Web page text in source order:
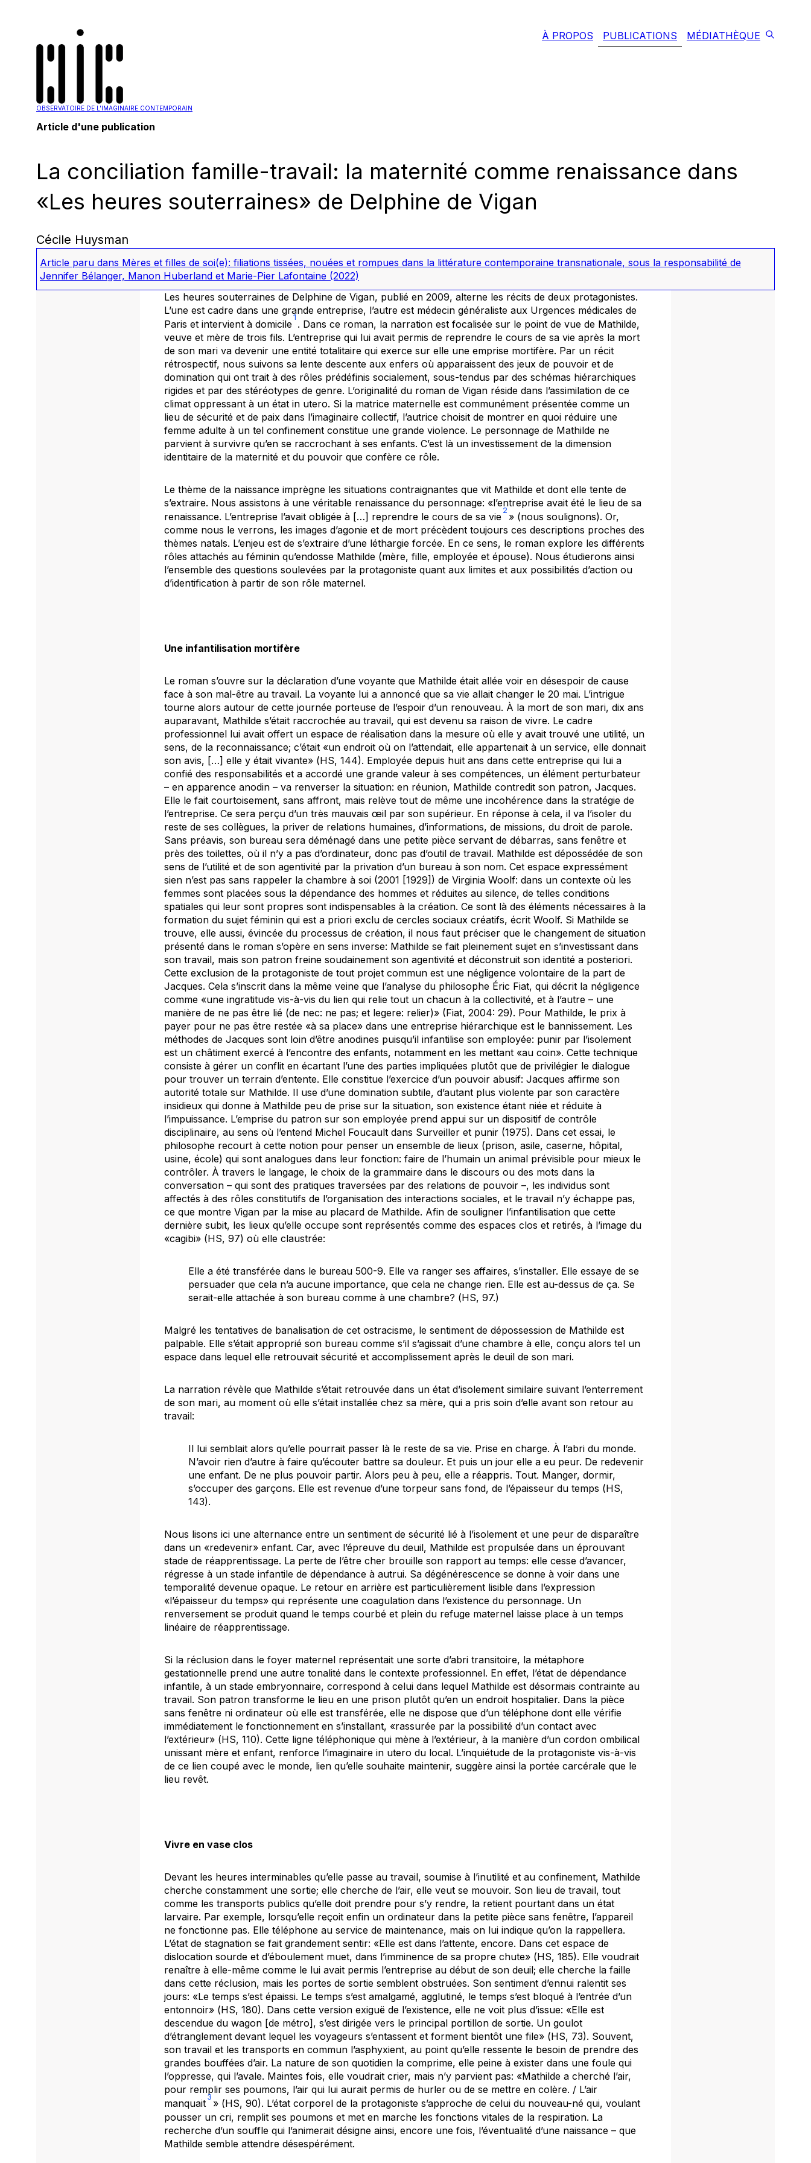
OBSERVATOIRE DE L'IMAGINAIRE CONTEMPORAIN
À PROPOS PUBLICATIONS MÉDIATHÈQUE
Article d'une publication
La conciliation famille-travail: la maternité comme renaissance dans
«Les heures souterraines» de Delphine de Vigan
Cécile Huysman
Article paru dans Mères et filles de soi(e): filiations tissées, nouées et rompues dans la littérature contemporaine transnationale, sous la responsabilité de
Jennifer Bélanger, Manon Huberland et Marie-Pier Lafontaine (2022)
Les heures souterraines de Delphine de Vigan, publié en 2009, alterne les récits de deux protagonistes.
L’une est cadre dans une grande entreprise, l’autre est médecin généraliste aux Urgences médicales de
Paris et intervient à domicile
1
. Dans ce roman, la narration est focalisée sur le point de vue de Mathilde,
veuve et mère de trois fils. L’entreprise qui lui avait permis de reprendre le cours de sa vie après la mort
de son mari va devenir une entité totalitaire qui exerce sur elle une emprise mortifère. Par un récit
rétrospectif, nous suivons sa lente descente aux enfers où apparaissent des jeux de pouvoir et de
domination qui ont trait à des rôles prédéfinis socialement, sous-tendus par des schémas hiérarchiques
rigides et par des stéréotypes de genre. L’originalité du roman de Vigan réside dans l’assimilation de ce
climat oppressant à un état in utero. Si la matrice maternelle est communément présentée comme un
lieu de sécurité et de paix dans l’imaginaire collectif, l’autrice choisit de montrer en quoi réduire une
femme adulte à un tel confinement constitue une grande violence. Le personnage de Mathilde ne
parvient à survivre qu’en se raccrochant à ses enfants. C’est là un investissement de la dimension
identitaire de la maternité et du pouvoir que confère ce rôle.
Le thème de la naissance imprègne les situations contraignantes que vit Mathilde et dont elle tente de
s’extraire. Nous assistons à une véritable renaissance du personnage: «l’entreprise avait été le lieu de sa
renaissance. L’entreprise l’avait obligée à […] reprendre le cours de sa vie
2
» (nous soulignons). Or,
comme nous le verrons, les images d’agonie et de mort précèdent toujours ces descriptions proches des
thèmes natals. L’enjeu est de s’extraire d’une léthargie forcée. En ce sens, le roman explore les différents
rôles attachés au féminin qu’endosse Mathilde (mère, fille, employée et épouse). Nous étudierons ainsi
l’ensemble des questions soulevées par la protagoniste quant aux limites et aux possibilités d’action ou
d’identification à partir de son rôle maternel.
Une infantilisation mortifère
Le roman s’ouvre sur la déclaration d’une voyante que Mathilde était allée voir en désespoir de cause
face à son mal-être au travail. La voyante lui a annoncé que sa vie allait changer le 20 mai. L’intrigue
tourne alors autour de cette journée porteuse de l’espoir d’un renouveau. À la mort de son mari, dix ans
auparavant, Mathilde s’était raccrochée au travail, qui est devenu sa raison de vivre. Le cadre
professionnel lui avait offert un espace de réalisation dans la mesure où elle y avait trouvé une utilité, un
sens, de la reconnaissance; c’était «un endroit où on l’attendait, elle appartenait à un service, elle donnait
son avis, […] elle y était vivante» (HS, 144). Employée depuis huit ans dans cette entreprise qui lui a
confié des responsabilités et a accordé une grande valeur à ses compétences, un élément perturbateur
– en apparence anodin – va renverser la situation: en réunion, Mathilde contredit son patron, Jacques.
Elle le fait courtoisement, sans affront, mais relève tout de même une incohérence dans la stratégie de
l’entreprise. Ce sera perçu d’un très mauvais œil par son supérieur. En réponse à cela, il va l’isoler du
reste de ses collègues, la priver de relations humaines, d’informations, de missions, du droit de parole.
Sans préavis, son bureau sera déménagé dans une petite pièce servant de débarras, sans fenêtre et
près des toilettes, où il n’y a pas d’ordinateur, donc pas d’outil de travail. Mathilde est dépossédée de son
sens de l’utilité et de son agentivité par la privation d’un bureau à son nom. Cet espace expressément
sien n’est pas sans rappeler la chambre à soi (2001 [1929]) de Virginia Woolf: dans un contexte où les
femmes sont placées sous la dépendance des hommes et réduites au silence, de telles conditions
spatiales qui leur sont propres sont indispensables à la création. Ce sont là des éléments nécessaires à la
formation du sujet féminin qui est a priori exclu de cercles sociaux créatifs, écrit Woolf. Si Mathilde se
trouve, elle aussi, évincée du processus de création, il nous faut préciser que le changement de situation
présenté dans le roman s’opère en sens inverse: Mathilde se fait pleinement sujet en s’investissant dans
son travail, mais son patron freine soudainement son agentivité et déconstruit son identité a posteriori.
Cette exclusion de la protagoniste de tout projet commun est une négligence volontaire de la part de
Jacques. Cela s’inscrit dans la même veine que l’analyse du philosophe Éric Fiat, qui décrit la négligence
comme «une ingratitude vis-à-vis du lien qui relie tout un chacun à la collectivité, et à l’autre – une
manière de ne pas être lié (de nec: ne pas; et legere: relier)» (Fiat, 2004: 29). Pour Mathilde, le prix à
payer pour ne pas être restée «à sa place» dans une entreprise hiérarchique est le bannissement. Les
méthodes de Jacques sont loin d’être anodines puisqu’il infantilise son employée: punir par l’isolement
est un châtiment exercé à l’encontre des enfants, notamment en les mettant «au coin». Cette technique
consiste à gérer un conflit en écartant l’une des parties impliquées plutôt que de privilégier le dialogue
pour trouver un terrain d’entente. Elle constitue l’exercice d’un pouvoir abusif: Jacques affirme son
autorité totale sur Mathilde. Il use d’une domination subtile, d’autant plus violente par son caractère
insidieux qui donne à Mathilde peu de prise sur la situation, son existence étant niée et réduite à
l’impuissance. L’emprise du patron sur son employée prend appui sur un dispositif de contrôle
disciplinaire, au sens où l’entend Michel Foucault dans Surveiller et punir (1975). Dans cet essai, le
philosophe recourt à cette notion pour penser un ensemble de lieux (prison, asile, caserne, hôpital,
usine, école) qui sont analogues dans leur fonction: faire de l’humain un animal prévisible pour mieux le
contrôler. À travers le langage, le choix de la grammaire dans le discours ou des mots dans la
conversation – qui sont des pratiques traversées par des relations de pouvoir –, les individus sont
affectés à des rôles constitutifs de l’organisation des interactions sociales, et le travail n’y échappe pas,
ce que montre Vigan par la mise au placard de Mathilde. Afin de souligner l’infantilisation que cette
dernière subit, les lieux qu’elle occupe sont représentés comme des espaces clos et retirés, à l’image du
«cagibi» (HS, 97) où elle claustrée:
Elle a été transférée dans le bureau 500-9. Elle va ranger ses affaires, s’installer. Elle essaye de se
persuader que cela n’a aucune importance, que cela ne change rien. Elle est au-dessus de ça. Se
serait-elle attachée à son bureau comme à une chambre? (HS, 97.)
Malgré les tentatives de banalisation de cet ostracisme, le sentiment de dépossession de Mathilde est
palpable. Elle s’était approprié son bureau comme s’il s’agissait d’une chambre à elle, conçu alors tel un
espace dans lequel elle retrouvait sécurité et accomplissement après le deuil de son mari.
La narration révèle que Mathilde s’était retrouvée dans un état d’isolement similaire suivant l’enterrement
de son mari, au moment où elle s’était installée chez sa mère, qui a pris soin d’elle avant son retour au
travail:
Il lui semblait alors qu’elle pourrait passer là le reste de sa vie. Prise en charge. À l’abri du monde.
N’avoir rien d’autre à faire qu’écouter battre sa douleur. Et puis un jour elle a eu peur. De redevenir
une enfant. De ne plus pouvoir partir. Alors peu à peu, elle a réappris. Tout. Manger, dormir,
s’occuper des garçons. Elle est revenue d’une torpeur sans fond, de l’épaisseur du temps (HS,
143).
Nous lisons ici une alternance entre un sentiment de sécurité lié à l’isolement et une peur de disparaître
dans un «redevenir» enfant. Car, avec l’épreuve du deuil, Mathilde est propulsée dans un éprouvant
stade de réapprentissage. La perte de l’être cher brouille son rapport au temps: elle cesse d’avancer,
régresse à un stade infantile de dépendance à autrui. Sa dégénérescence se donne à voir dans une
temporalité devenue opaque. Le retour en arrière est particulièrement lisible dans l’expression
«l’épaisseur du temps» qui représente une coagulation dans l’existence du personnage. Un
renversement se produit quand le temps courbé et plein du refuge maternel laisse place à un temps
linéaire de réapprentissage.
Si la réclusion dans le foyer maternel représentait une sorte d’abri transitoire, la métaphore
gestationnelle prend une autre tonalité dans le contexte professionnel. En effet, l’état de dépendance
infantile, à un stade embryonnaire, correspond à celui dans lequel Mathilde est désormais contrainte au
travail. Son patron transforme le lieu en une prison plutôt qu’en un endroit hospitalier. Dans la pièce
sans fenêtre ni ordinateur où elle est transférée, elle ne dispose que d’un téléphone dont elle vérifie
immédiatement le fonctionnement en s’installant, «rassurée par la possibilité d’un contact avec
l’extérieur» (HS, 110). Cette ligne téléphonique qui mène à l’extérieur, à la manière d’un cordon ombilical
unissant mère et enfant, renforce l’imaginaire in utero du local. L’inquiétude de la protagoniste vis-à-vis
de ce lien coupé avec le monde, lien qu’elle souhaite maintenir, suggère ainsi la portée carcérale que le
lieu revêt.
Vivre en vase clos
Devant les heures interminables qu’elle passe au travail, soumise à l’inutilité et au confinement, Mathilde
cherche constamment une sortie; elle cherche de l’air, elle veut se mouvoir. Son lieu de travail, tout
comme les transports publics qu’elle doit prendre pour s’y rendre, la retient pourtant dans un état
larvaire. Par exemple, lorsqu’elle reçoit enfin un ordinateur dans la petite pièce sans fenêtre, l’appareil
ne fonctionne pas. Elle téléphone au service de maintenance, mais on lui indique qu’on la rappellera.
L’état de stagnation se fait grandement sentir: «Elle est dans l’attente, encore. Dans cet espace de
dislocation sourde et d’éboulement muet, dans l’imminence de sa propre chute» (HS, 185). Elle voudrait
renaître à elle-même comme le lui avait permis l’entreprise au début de son deuil; elle cherche la faille
dans cette réclusion, mais les portes de sortie semblent obstruées. Son sentiment d’ennui ralentit ses
jours: «Le temps s’est épaissi. Le temps s’est amalgamé, agglutiné, le temps s’est bloqué à l’entrée d’un
entonnoir» (HS, 180). Dans cette version exiguë de l’existence, elle ne voit plus d’issue: «Elle est
descendue du wagon [de métro], s’est dirigée vers le principal portillon de sortie. Un goulot
d’étranglement devant lequel les voyageurs s’entassent et forment bientôt une file» (HS, 73). Souvent,
son travail et les transports en commun l’asphyxient, au point qu’elle ressente le besoin de prendre des
grandes bouffées d’air. La nature de son quotidien la comprime, elle peine à exister dans une foule qui
l’oppresse, qui l’avale. Maintes fois, elle voudrait crier, mais n’y parvient pas: «Mathilde a cherché l’air,
pour remplir ses poumons, l’air qui lui aurait permis de hurler ou de se mettre en colère. / L’air
manquait
3
» (HS, 90). L’état corporel de la protagoniste s’approche de celui du nouveau-né qui, voulant
pousser un cri, remplit ses poumons et met en marche les fonctions vitales de la respiration. La
recherche d’un souffle qui l’animerait désigne ainsi, encore une fois, l’éventualité d’une naissance – que
Mathilde semble attendre désespérément.